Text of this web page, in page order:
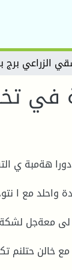
في
هةمبة ي
واحلد مع ا
لى معةجل